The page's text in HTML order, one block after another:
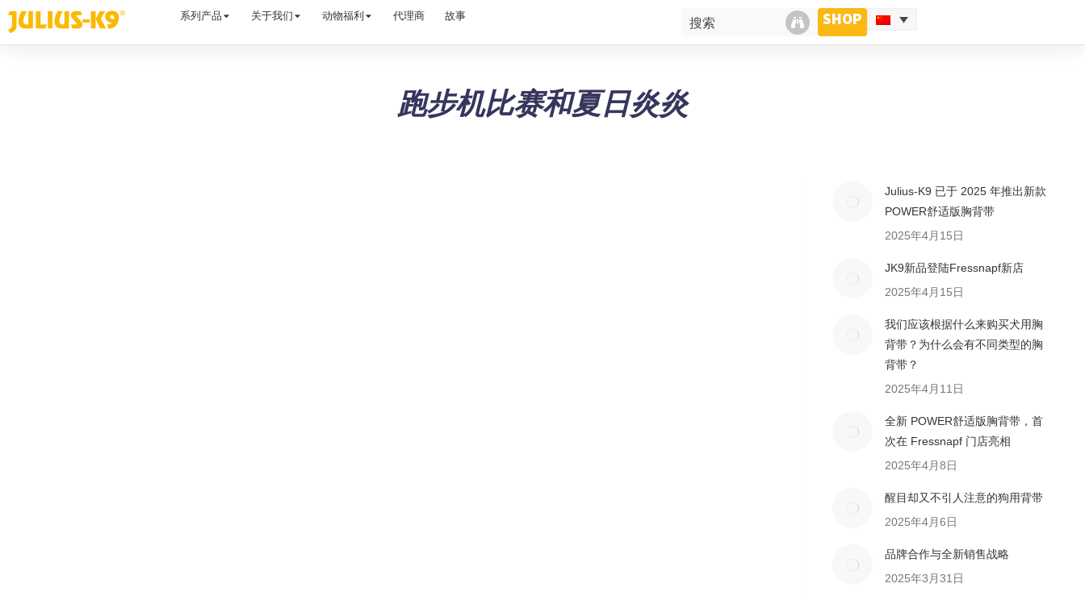
系列产品 关于我们 动物福利 代理商 故事 SHOP
跑步机比赛和夏日炎炎
Julius-K9 已于 2025 年推出新款
POWER舒适版胸背带
2025年4月15日
JK9新品登陆Fressnapf新店
2025年4月15日
我们应该根据什么来购买犬用胸
背带？为什么会有不同类型的胸
背带？
2025年4月11日
全新 POWER舒适版胸背带，首
次在 Fressnapf 门店亮相
2025年4月8日
醒目却又不引人注意的狗用背带
2025年4月6日
品牌合作与全新销售战略
2025年3月31日